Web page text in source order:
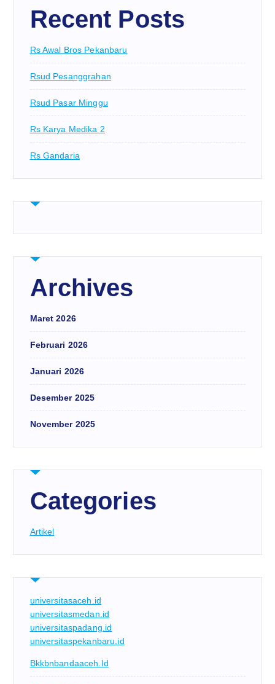
Recent Posts
Rs Awal Bros Pekanbaru
Rsud Pesanggrahan
Rsud Pasar Minggu
Rs Karya Medika 2
Rs Gandaria
Archives
Maret 2026
Februari 2026
Januari 2026
Desember 2025
November 2025
Categories
Artikel
universitasaceh.id
universitasmedan.id
universitaspadang.id
universitaspekanbaru.id
Bkkbnbandaaceh.id